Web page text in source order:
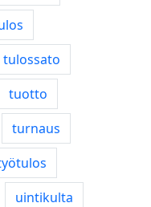
tulossato
tuotto
turnaus
uintikulta